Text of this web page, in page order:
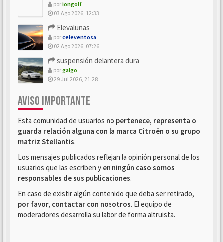
poriongolf
03 Ago 2026, 12:33
Elevalunas
porceleventosa
02 Ago 2026, 07:26
suspensión delantera dura
porgalgo
29 Jul 2026, 21:28
AVISO IMPORTANTE
Esta comunidad de usuarios no pertenece, representa o
guarda relación alguna con la marca Citroën o su grupo
matriz Stellantis.
Los mensajes publicados reflejan la opinión personal de los
usuarios que las escriben y en ningún caso somos
responsables de sus publicaciones.
En caso de existir algún contenido que deba ser retirado,
por favor, contactar con nosotros. El equipo de
moderadores desarrolla su labor de forma altruista.